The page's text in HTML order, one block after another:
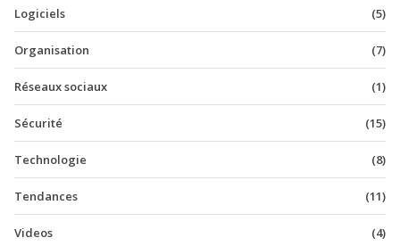
Logiciels (5)
Organisation (7)
Réseaux sociaux (1)
Sécurité (15)
Technologie (8)
Tendances (11)
Videos (4)